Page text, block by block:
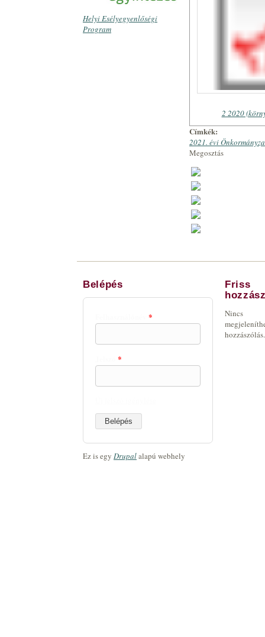
Helyi Esélyegyenlőségi
Program
2 2020
Címkék:
2021. évi
Megosztás
Belépés
*
*
Friss
Nincs
hozzászólás.
Ez is egy Drupalalapú webhely